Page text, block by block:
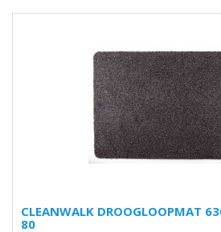
CLEANWALK DROOGLOOPMAT
80